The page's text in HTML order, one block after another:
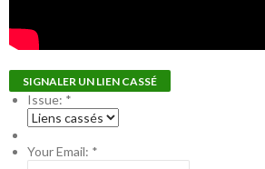
SIGNALER UN LIEN CASSÉ
Issue: *
Your Email: *